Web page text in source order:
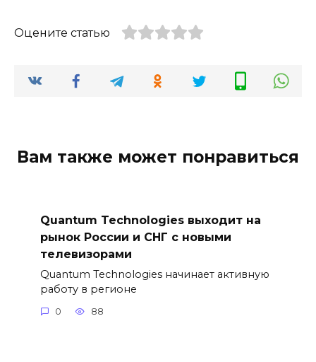
Оцените статью
Вам также может понравиться
Quantum Technologies выходит на
рынок России и СНГ с новыми
телевизорами
Quantum Technologies начинает активную
работу в регионе
0 88